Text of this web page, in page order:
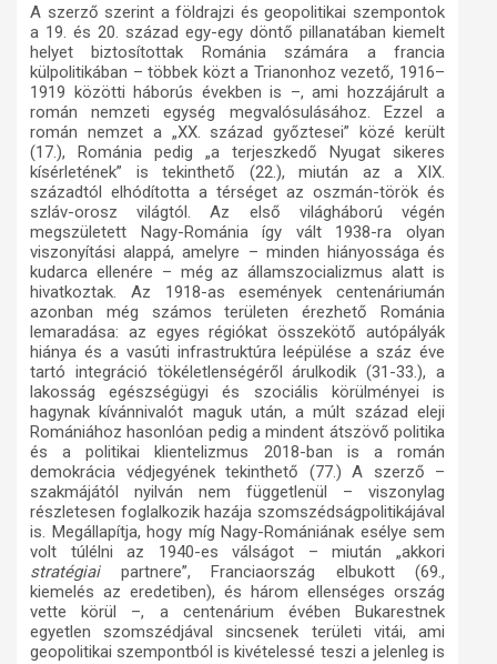
A szerző szerint a földrajzi és geopolitikai szempontok
a 19. és 20. század egy-egy döntő pillanatában kiemelt
helyet biztosítottak Románia számára a francia
külpolitikában – többek közt a Trianonhoz vezető, 1916–
1919 közötti háborús években is –, ami hozzájárult a
román nemzeti egység megvalósulásához. Ezzel a
román nemzet a „XX. század győztesei” közé került
(17.), Románia pedig „a terjeszkedő Nyugat sikeres
kísérletének” is tekinthető (22.), miután az a XIX.
századtól elhódította a térséget az oszmán-török és
szláv-orosz világtól. Az első világháború végén
megszületett Nagy-Románia így vált 1938-ra olyan
viszonyítási alappá, amelyre – minden hiányossága és
kudarca ellenére – még az államszocializmus alatt is
hivatkoztak. Az 1918-as események centenáriumán
azonban még számos területen érezhető Románia
lemaradása: az egyes régiókat összekötő autópályák
hiánya és a vasúti infrastruktúra leépülése a száz éve
tartó integráció tökéletlenségéről árulkodik (31-33.), a
lakosság egészségügyi és szociális körülményei is
hagynak kívánnivalót maguk után, a múlt század eleji
Romániához hasonlóan pedig a mindent átszövő politika
és a politikai klientelizmus 2018-ban is a román
demokrácia védjegyének tekinthető (77.) A szerző –
szakmájától nyilván nem függetlenül – viszonylag
részletesen foglalkozik hazája szomszédságpolitikájával
is. Megállapítja, hogy míg Nagy-Romániának esélye sem
volt túlélni az 1940-es válságot – miután „akkori
stratégiaipartnere”, Franciaország elbukott (69.,
kiemelés az eredetiben), és három ellenséges ország
vette körül –, a centenárium évében Bukarestnek
egyetlen szomszédjával sincsenek területi vitái, ami
geopolitikai szempontból is kivételessé teszi a jelenleg is